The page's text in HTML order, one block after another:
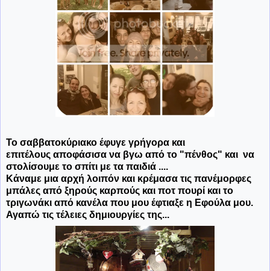
Το σαββατοκύριακο έφυγε γρήγορα και
επιτέλους αποφάσισα να βγω από το "πένθος" και να
στολίσουμε το σπίτι με τα παιδιά ....
Κάναμε μια αρχή λοιπόν και κρέμασα τις πανέμορφες
μπάλες από ξηρούς καρπούς και ποτ πουρί και το
τριγωνάκι από κανέλα που μου έφτιαξε η Εφούλα μου.
Αγαπώ τις τέλειες δημιουργίες της...